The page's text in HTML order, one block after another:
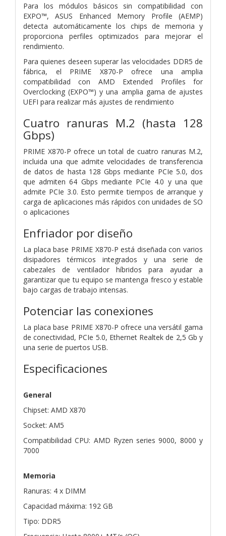
Para los módulos básicos sin compatibilidad con
EXPO™, ASUS Enhanced Memory Profile (AEMP)
detecta automáticamente los chips de memoria y
proporciona perfiles optimizados para mejorar el
rendimiento.
Para quienes deseen superar las velocidades DDR5 de
fábrica, el PRIME X870-P ofrece una amplia
compatibilidad con AMD Extended Profiles for
Overclocking (EXPO™) y una amplia gama de ajustes
UEFI para realizar más ajustes de rendimiento
Cuatro ranuras M.2 (hasta 128
Gbps)
PRIME X870-P ofrece un total de cuatro ranuras M.2,
incluida una que admite velocidades de transferencia
de datos de hasta 128 Gbps mediante PCIe 5.0, dos
que admiten 64 Gbps mediante PCIe 4.0 y una que
admite PCIe 3.0. Esto permite tiempos de arranque y
carga de aplicaciones más rápidos con unidades de SO
o aplicaciones
Enfriador por diseño
La placa base PRIME X870-P está diseñada con varios
disipadores térmicos integrados y una serie de
cabezales de ventilador híbridos para ayudar a
garantizar que tu equipo se mantenga fresco y estable
bajo cargas de trabajo intensas.
Potenciar las conexiones
La placa base PRIME X870-P ofrece una versátil gama
de conectividad, PCIe 5.0, Ethernet Realtek de 2,5 Gb y
una serie de puertos USB.
Especificaciones
General
Chipset: AMD X870
Socket: AM5
Compatibilidad CPU: AMD Ryzen series 9000, 8000 y
7000
Memoria
Ranuras: 4 x DIMM
Capacidad máxima: 192 GB
Tipo: DDR5